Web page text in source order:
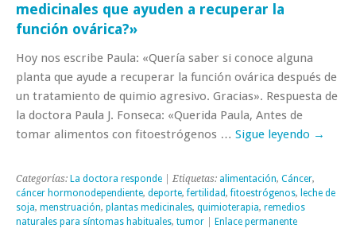
medicinales que ayuden a recuperar la
función ovárica?»
Hoy nos escribe Paula: «Quería saber si conoce alguna
planta que ayude a recuperar la función ovárica después de
un tratamiento de quimio agresivo. Gracias». Respuesta de
la doctora Paula J. Fonseca: «Querida Paula, Antes de
tomar alimentos con fitoestrógenos … Sigue leyendo →
Categorías: La doctora responde | Etiquetas: alimentación, Cáncer,
cáncer hormonodependiente, deporte,fertilidad,fitoestrógenos, leche de
soja, menstruación, plantas medicinales, quimioterapia, remedios
naturales para síntomas habituales, tumor Enlace permanente